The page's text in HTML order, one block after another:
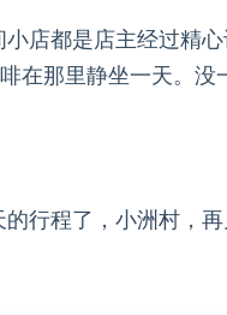
店都是店主经过精
在那里静坐一天。
行程了，小洲村，再